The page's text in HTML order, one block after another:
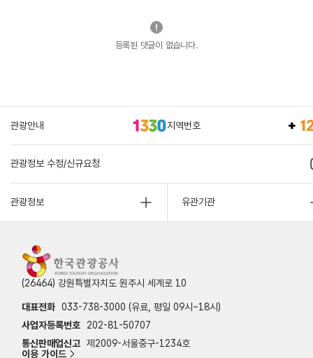
등록된 댓글이 없습니다.
관광안내 지역번호
관광정보 수정/신규요청
관광정보 유관기관
(26464) 강원특별자치도 원주시 세계로 10
대표전화 033-738-3000 (유료, 평일 09시~18시)
사업자등록번호
202-81-50707
통신판매업신고 제2009-서울중구-1234호
이용 가이드